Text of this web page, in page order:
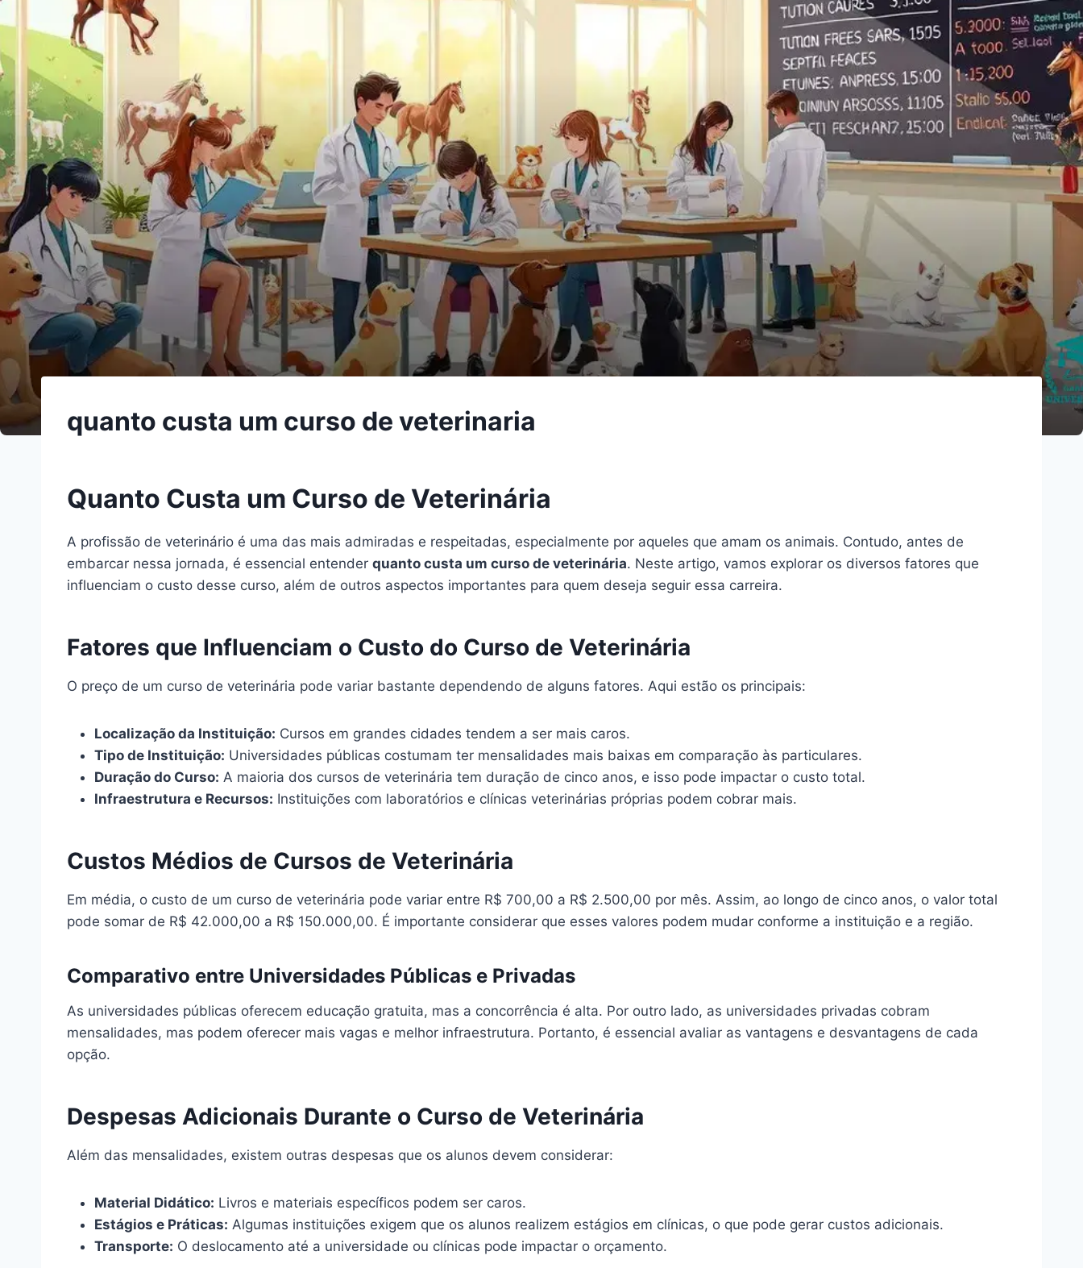
quanto custa um curso de veterinaria
Quanto Custa um Curso de Veterinária
A profissão de veterinário é uma das mais admiradas e respeitadas, especialmente por aqueles que amam os animais. Contudo, antes de
embarcar nessa jornada, é essencial entender quanto custa um curso de veterinária. Neste artigo, vamos explorar os diversos fatores que
influenciam o custo desse curso, além de outros aspectos importantes para quem deseja seguir essa carreira.
Fatores que Influenciam o Custo do Curso de Veterinária
O preço de um curso de veterinária pode variar bastante dependendo de alguns fatores. Aqui estão os principais:
Localização da Instituição: Cursos em grandes cidades tendem a ser mais caros.
Tipo de Instituição: Universidades públicas costumam ter mensalidades mais baixas em comparação às particulares.
Duração do Curso: A maioria dos cursos de veterinária tem duração de cinco anos, e isso pode impactar o custo total.
Infraestrutura e Recursos: Instituições com laboratórios e clínicas veterinárias próprias podem cobrar mais.
Custos Médios de Cursos de Veterinária
Em média, o custo de um curso de veterinária pode variar entre R$ 700,00 a R$ 2.500,00 por mês. Assim, ao longo de cinco anos, o valor total
pode somar de R$ 42.000,00 a R$ 150.000,00. É importante considerar que esses valores podem mudar conforme a instituição e a região.
Comparativo entre Universidades Públicas e Privadas
As universidades públicas oferecem educação gratuita, mas a concorrência é alta. Por outro lado, as universidades privadas cobram
mensalidades, mas podem oferecer mais vagas e melhor infraestrutura. Portanto, é essencial avaliar as vantagens e desvantagens de cada
opção.
Despesas Adicionais Durante o Curso de Veterinária
Além das mensalidades, existem outras despesas que os alunos devem considerar:
Material Didático: Livros e materiais específicos podem ser caros.
Estágios e Práticas: Algumas instituições exigem que os alunos realizem estágios em clínicas, o que pode gerar custos adicionais.
Transporte: O deslocamento até a universidade ou clínicas pode impactar o orçamento.